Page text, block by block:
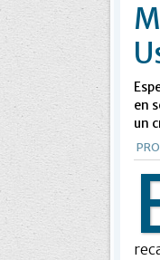
en
un